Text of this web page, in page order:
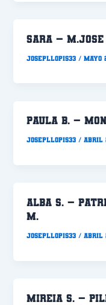
SARA –
Josepllopis33 /mayo
PAULA B. –
Josepllopis33 /abril
ALBA S. –
M.
Josepllopis33 /abril
MIREIA S. –